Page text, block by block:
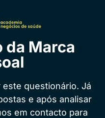
da Marca
questionário. Já
e após analisar
em contacto para